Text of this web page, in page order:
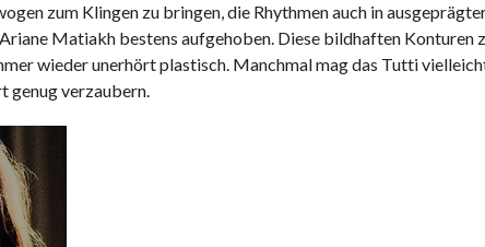
zum Klingen zu bringen, die Rhythmen auch in
Matiakh bestens aufgehoben. Diese bildhaften Konturen
wieder unerhört plastisch. Manchmal mag das Tutti
genug verzaubern.